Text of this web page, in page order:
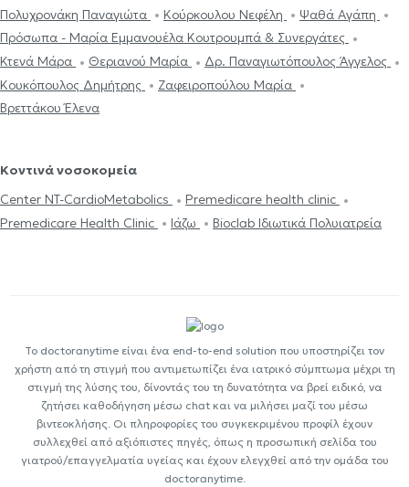
Πολυχρονάκη Παναγιώτα
Κούρκουλου Νεφέλη
Ψαθά Αγάπη
Πρόσωπα - Μαρία Εμμανουέλα Κουτρουμπά & Συνεργάτες
Κτενά Μάρα
Θεριανού Μαρία
Δρ. Παναγιωτόπουλος Άγγελος
Κουκόπουλος Δημήτρης
Ζαφειροπούλου Μαρία
Βρεττάκου Έλενα
Κοντινά νοσοκομεία
Center NT-CardioMetabolics
Premedicare health clinic
Premedicare Health Clinic
Ιάζω Bioclab Ιδιωτικά Πολυιατρεία
Το doctoranytime είναι ένα end-to-end solution που υποστηρίζει τον
χρήστη από τη στιγμή που αντιμετωπίζει ένα ιατρικό σύμπτωμα μέχρι τη
στιγμή της λύσης του, δίνοντάς του τη δυνατότητα να βρεί ειδικό, να
ζητήσει καθοδήγηση μέσω chat και να μιλήσει μαζί του μέσω
βιντεοκλήσης. Οι πληροφορίες του συγκεκριμένου προφίλ έχουν
συλλεχθεί από αξιόπιστες πηγές, όπως η προσωπική σελίδα του
γιατρού/επαγγελματία υγείας και έχουν ελεγχθεί από την ομάδα του
doctoranytime.